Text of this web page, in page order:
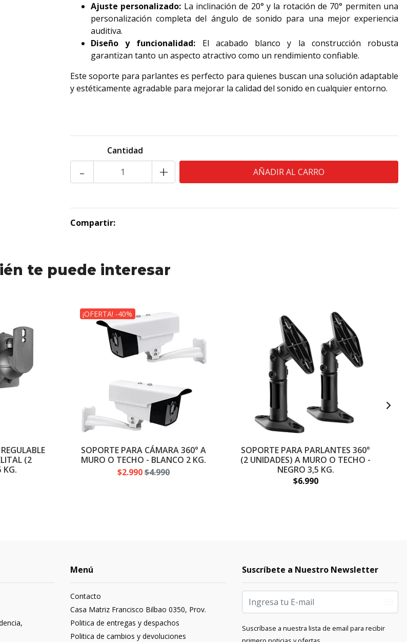
Ajuste personalizado: La inclinación de 20° y la rotación de 70° permiten una
personalización completa del ángulo de sonido para una mejor experiencia
auditiva.
Diseño y funcionalidad: El acabado blanco y la construcción robusta
garantizan tanto un aspecto atractivo como un rendimiento confiable.
Este soporte para parlantes es perfecto para quienes buscan una solución adaptable
y estéticamente agradable para mejorar la calidad del sonido en cualquier entorno.
Cantidad
- +
Compartir:
te puede interesar
(2
KG.
¡OFERTA! -40%
SOPORTE PARA CÁMARA 360° A
MURO O TECHO - BLANCO 2 KG.
$2.990$4.990
SOPORTE PARA PARLANTES 360°
(2 UNIDADES) A MURO O TECHO -
NEGRO 3,5 KG.
$6.990
Menú
Contacto
Casa Matriz Francisco Bilbao 0350, Prov.
Politica de entregas y despachos
Politica de cambios y devoluciones
Suscríbete a Nuestro Newsletter
Suscríbase a nuestra lista de email para recibir